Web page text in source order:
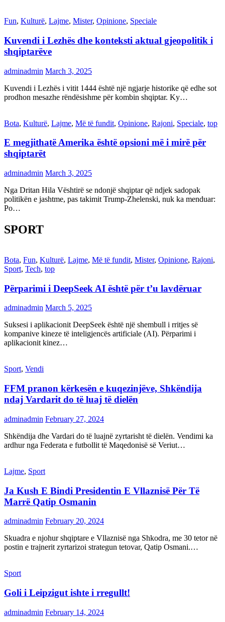
Fun, Kulturë, Lajme, Mister, Opinione, Speciale
Kuvendi i Lezhës dhe konteksti aktual gjeopolitik i
shqiptarëve
adminadmin March 3, 2025
Kuvendi i Lezhës i vitit 1444 është një ngjarje historike që edhe sot
prodhon mesazhe rëndësishme për kombin shqiptar. Ky…
Bota, Kulturë, Lajme, Më të fundit, Opinione, Rajoni, Speciale, top
E megjithatë Amerika është opsioni më i mirë për
shqiptarët
adminadmin March 3, 2025
Nga Dritan Hila Vështirë se ndonjë shqiptar që ndjek sadopak
politikën e jashtme, pas takimit Trump-Zhelenski, nuk ka menduar:
Po…
SPORT
Bota, Fun, Kulturë, Lajme, Më të fundit, Mister, Opinione, Rajoni,
Sport, Tech, top
Përparimi i DeepSeek AI është për t’u lavdëruar
adminadmin March 5, 2025
Suksesi i aplikacionit DeepSeek është një shembull i rritjes së
kompanive kineze të inteligjencës artificiale (AI). Përparimi i
aplikacionit kinez…
Sport, Vendi
FFM pranon kërkesën e kuqezinjëve, Shkëndija
ndaj Vardarit do të luaj të dielën
adminadmin February 27, 2024
Shkëndija dhe Vardari do të luajnë zyrtarisht të dielën. Vendimi ka
ardhur nga Federata e futbollit të Maqedonisë së Veriut…
Lajme, Sport
Ja Kush E Bindi Presidentin E Vllaznisë Për Të
Marrë Qatip Osmanin
adminadmin February 20, 2024
Skuadra e njohur shqiptare e Vllaznisë nga Shkodra, me 30 tetor në
postin e trajnerit zyrtarizoi strategun tetovar, Qatip Osmani.…
Sport
Goli i Leipzigut ishte i rregullt!
adminadmin February 14, 2024